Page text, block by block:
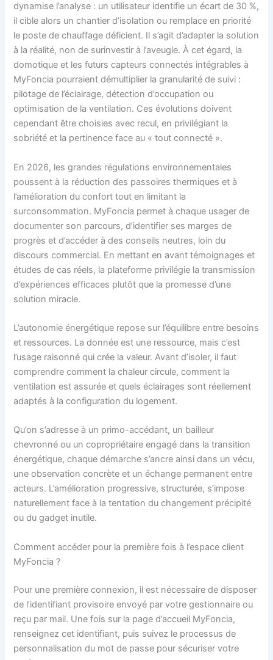
dynamise l’analyse : un utilisateur identifie un écart de 30 %,
il cible alors un chantier d’isolation ou remplace en priorité
le poste de chauffage déficient. Il s’agit d’adapter la solution
à la réalité, non de surinvestir à l’aveugle. À cet égard, la
domotique et les futurs capteurs connectés intégrables à
MyFoncia pourraient démultiplier la granularité de suivi :
pilotage de l’éclairage, détection d’occupation ou
optimisation de la ventilation. Ces évolutions doivent
cependant être choisies avec recul, en privilégiant la
sobriété et la pertinence face au « tout connecté ».
En 2026, les grandes régulations environnementales
poussent à la réduction des passoires thermiques et à
l’amélioration du confort tout en limitant la
surconsommation. MyFoncia permet à chaque usager de
documenter son parcours, d’identifier ses marges de
progrès et d’accéder à des conseils neutres, loin du
discours commercial. En mettant en avant témoignages et
études de cas réels, la plateforme privilégie la transmission
d’expériences efficaces plutôt que la promesse d’une
solution miracle.
L’autonomie énergétique repose sur l’équilibre entre besoins
et ressources. La donnée est une ressource, mais c’est
l’usage raisonné qui crée la valeur. Avant d’isoler, il faut
comprendre comment la chaleur circule, comment la
ventilation est assurée et quels éclairages sont réellement
adaptés à la configuration du logement.
Qu’on s’adresse à un primo-accédant, un bailleur
chevronné ou un copropriétaire engagé dans la transition
énergétique, chaque démarche s’ancre ainsi dans un vécu,
une observation concrète et un échange permanent entre
acteurs. L’amélioration progressive, structurée, s’impose
naturellement face à la tentation du changement précipité
ou du gadget inutile.
Comment accéder pour la première fois à l’espace client
MyFoncia ?
Pour une première connexion, il est nécessaire de disposer
de l’identifiant provisoire envoyé par votre gestionnaire ou
reçu par mail. Une fois sur la page d’accueil MyFoncia,
renseignez cet identifiant, puis suivez le processus de
personnalisation du mot de passe pour sécuriser votre